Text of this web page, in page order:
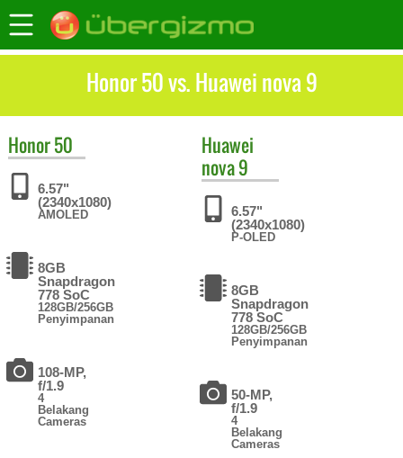
Honor 50 vs. Huawei nova 9
Honor50
6.57"
(2340x1080)
AMOLED
8GB
Snapdragon
778 SoC
128GB/256GB
Penyimpanan
108-MP,
f/1.9
4
Belakang
Cameras
Huawei
nova 9
6.57"
(2340x1080)
P-OLED
8GB
Snapdragon
778 SoC
128GB/256GB
Penyimpanan
50-MP,
f/1.9
4
Belakang
Cameras